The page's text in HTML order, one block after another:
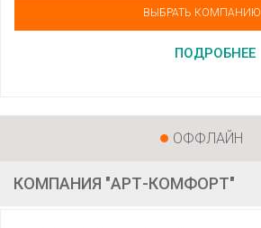
ВЫБРАТЬ КОМПАНИЮ
ПОДРОБНЕЕ
ОФФЛАЙН
КОМПАНИЯ "АРТ-КОМФОРТ"